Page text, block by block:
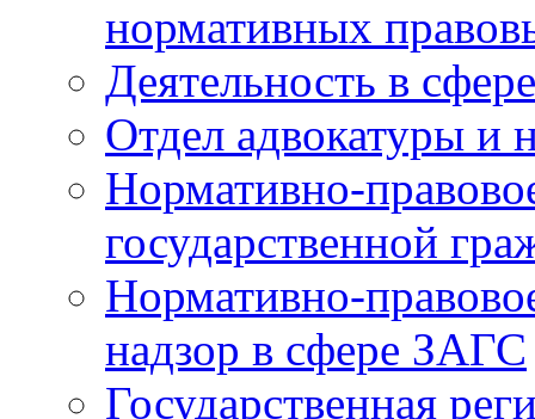
нормативных
Деятельность в
Отдел адвокатуры и
Нормативно-
государственной
Нормативно-
надзор в сфере ЗАГС
Государственная